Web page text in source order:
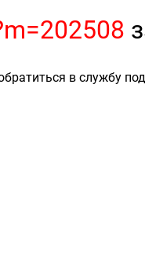
в службу